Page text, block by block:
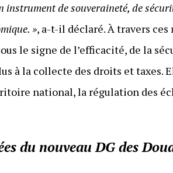
instrument de souveraineté, de
», a-t-il déclaré. À travers ces
le signe de l’efficacité, de la
à la collecte des droits et
national, la régulation des
du nouveau DG des